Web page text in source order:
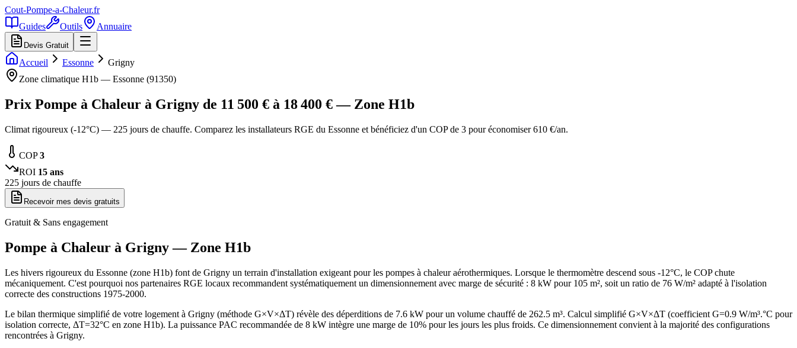
Cout-Pompe-a-Chaleur.fr
Guides
Outils Annuaire
Devis Gratuit
Accueil Essonne
Grigny
Zone climatique H1b — Essonne (91350)
Prix Pompe à Chaleur à Grigny de 11 500 € à 18 400 € — Zone H1b
Climat rigoureux (-12°C) — 225 jours de chauffe. Comparez les installateurs RGE du Essonne et bénéficiez d'un COP de 3 pour économiser 610 €/an.
COP3
ROI 15 ans
225 jours de chauffe
Recevoir mes devis gratuits
Gratuit & Sans engagement
Pompe à Chaleur à Grigny— Zone H1b
Les hivers rigoureux du Essonne (zone H1b) font de Grigny un terrain d'installation exigeant pour les pompes à chaleur aérothermiques. Lorsque le thermomètre descend sous -12°C, le COP chute
mécaniquement. C'est pourquoi nos partenaires RGE locaux recommandent systématiquement un dimensionnement avec marge de sécurité : 8 kW pour 105 m², soit un ratio de 76 W/m² adapté à l'isolation
correcte des constructions 1975-2000.
Le bilan thermique simplifié de votre logement à Grigny (méthode G×V×ΔT) révèle des déperditions de 7.6 kW pour un volume chauffé de 262.5 m³. Calcul simplifié G×V×ΔT (coefficient G=0.9 W/m³.°C pour
isolation correcte, ΔT=32°C en zone H1b). La puissance PAC recommandée de 8 kW intègre une marge de 10% pour les jours les plus froids. Ce dimensionnement convient à la majorité des configurations
rencontrées à Grigny.